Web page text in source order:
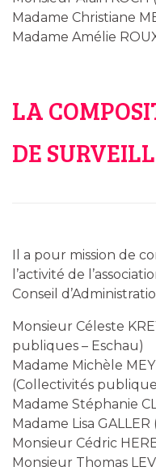
Madame Christiane
Madame Amélie
LA
DE
Il a pour mission de
l’activité de
Conseil
Monsieur Céleste
publiques – Eschau)
Madame Michèle
(Collectivités
Madame Stéphanie
Madame Lisa
Monsieur Cédric
Monsieur Thomas